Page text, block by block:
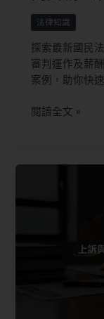
法律知識
探索最新國民
審判運作及薪
案例，助你快
閱讀全文 »